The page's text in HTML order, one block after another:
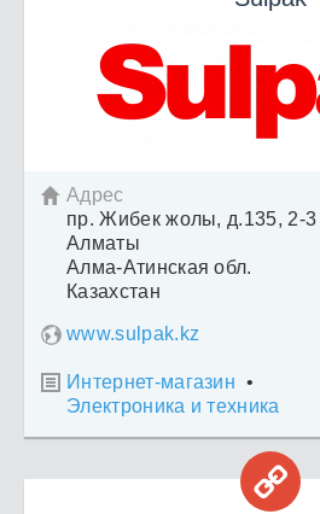
 Адрес
пр. Жибек жолы, д.135, 2-3
Алматы
Алма-Атинская обл.
Казахстан
www.sulpak.kz
 Интернет-магазин •
Электроника и техника
